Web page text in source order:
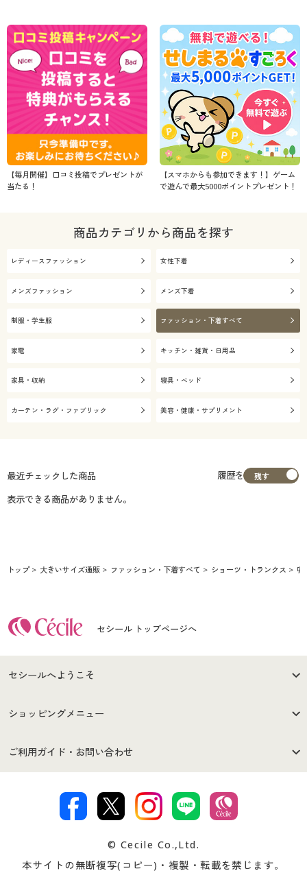
【毎月開催】口コミ投稿でプレゼントが
当たる！
【スマホからも参加できます！】ゲーム
で遊んで最大5000ポイントプレゼント！
商品カテゴリから商品を探す
レディースファッション 女性下着
メンズファッション メンズ下着
制服・学生服 ファッション・下着すべて
家電 キッチン・雑貨・日用品
家具・収納 寝具・ベッド
カーテン・ラグ・ファブリック 美容・健康・サプリメント
最近チェックした商品
履歴を
表示できる商品がありません。
トップ 大きいサイズ通販 ファッション・下着すべて ショーツ・トランクス 吸
セシール トップページへ
セシールへようこそ
はじめての方へ
セシールご利用規約
著作権・商標について 会社案内
ショッピングメニュー
商品カテゴリ
プレゼント＆キャンペーン サイトマップ
ご利用ガイド・お問い合わせ
交換・返品は お支払は
ついて
忘れの場合
© Cecile Co.,Ltd.
本サイトの無断複写(コピー)・複製・転載を禁じます。